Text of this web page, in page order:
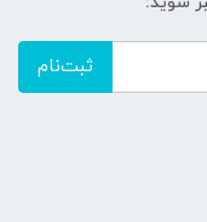
ثبت‌نام